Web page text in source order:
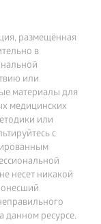
размещённая
в
или
материалы для
медицинских
или
с
несет никакой
данном ресурсе.